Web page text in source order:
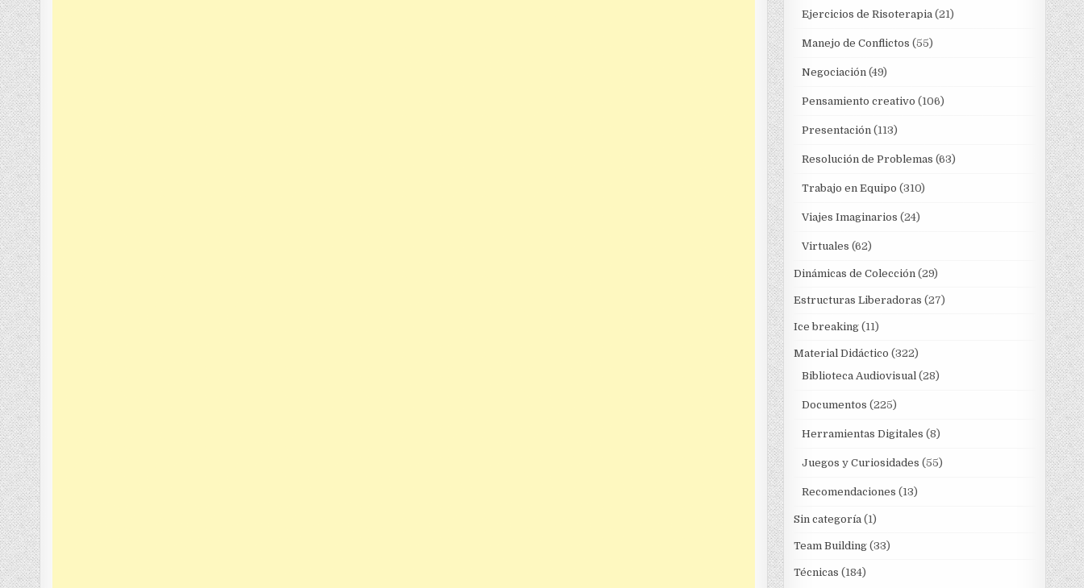
Ejercicios de Risoterapia(21)
Manejo de Conflictos (55)
Negociación(49)
Pensamiento creativo (106)
Presentación(113)
Resolución de Problemas (63)
Trabajo en Equipo (310)
Viajes Imaginarios (24)
Virtuales (62)
Dinámicas de Colección(29)
Estructuras Liberadoras (27)
Ice breaking(11)
Material Didáctico (322)
Biblioteca Audiovisual(28)
Documentos (225)
Herramientas Digitales (8)
Juegos y Curiosidades (55)
Recomendaciones (13)
Sin categoría(1)
Team Building(33)
Técnicas (184)